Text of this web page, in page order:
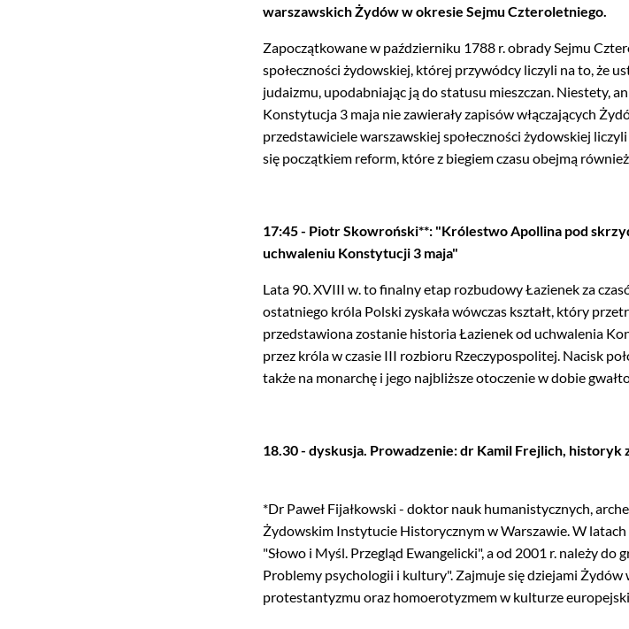
warszawskich Żydów w okresie Sejmu Czteroletniego.
Zapoczątkowane w październiku 1788 r. obrady Sejmu
społeczności żydowskiej, której przywódcy liczyli na to, że
judaizmu, upodabniając ją do statusu mieszczan. Niestety,
Konstytucja 3 maja nie zawierały zapisów włączających
przedstawiciele warszawskiej społeczności żydowskiej
się początkiem reform, które z biegiem czasu obejmą
17:45 - Piotr Skowroński**: "Królestwo Apollina pod
uchwaleniu Konstytucji 3 maja"
Lata 90. XVIII w. to finalny etap rozbudowy Łazienek za
ostatniego króla Polski zyskała wówczas kształt, który
przedstawiona zostanie historia Łazienek od uchwalenia
przez króla w czasie III rozbioru Rzeczypospolitej. Nacisk
także na monarchę i jego najbliższe otoczenie w dobie
18.30 - dyskusja. Prowadzenie: dr Kamil Frejlich,
*Dr Paweł Fijałkowski - doktor nauk humanistycznych,
Żydowskim Instytucie Historycznym w Warszawie. W
"Słowo i Myśl. Przegląd Ewangelicki", a od 2001 r. należy
Problemy psychologii i kultury". Zajmuje się dziejami
protestantyzmu oraz homoerotyzmem w kulturze